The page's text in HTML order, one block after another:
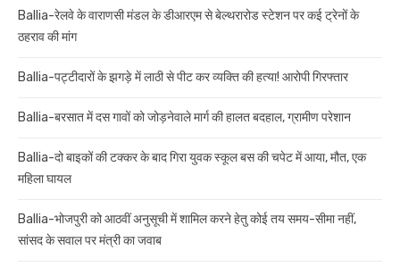
Ballia-रेलवे के वाराणसी मंडल के डीआरएम से बेल्थरारोड स्टेशन पर कई ट्रेनों के
ठहराव की मांग
Ballia-पट्टीदारों के झगड़े में लाठी से पीट कर व्यक्ति की हत्या! आरोपी गिरफ्तार
Ballia-बरसात में दस गावों को जोड़नेवाले मार्ग की हालत बदहाल, ग्रामीण परेशान
Ballia-दो बाइकों की टक्कर के बाद गिरा युवक स्कूल बस की चपेट में आया, मौत, एक
महिला घायल
Ballia-भोजपुरी को आठवीं अनुसूची में शामिल करने हेतु कोई तय समय-सीमा नहीं,
सांसद के सवाल पर मंत्री का जवाब